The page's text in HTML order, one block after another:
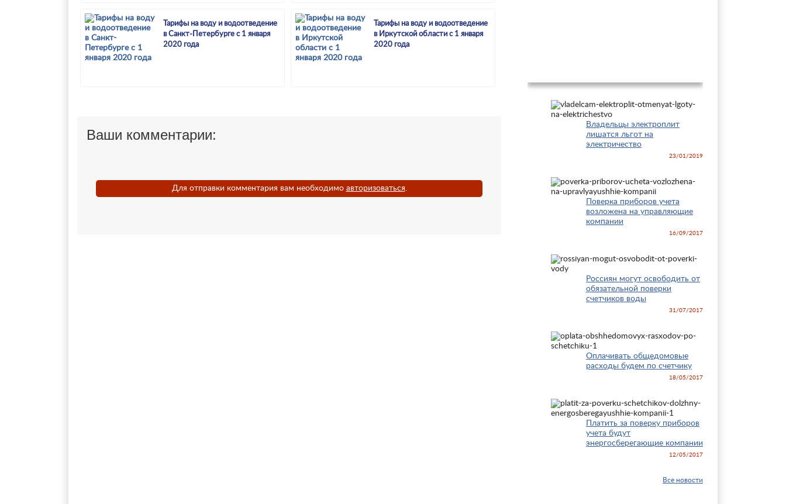
Тарифы на воду и водоотведение
в Санкт-Петербурге с 1 января
2020 года
Тарифы на воду и водоотведение
в Иркутской области с 1 января
2020 года
Ваши комментарии:
Для отправки комментария вам необходимо авторизоваться.
Владельцы электроплит
лишатся льгот на
электричество
23/01/2019
Поверка приборов учета
возложена на управляющие
компании
16/09/2017
Россиян могут освободить от
обязательной поверки
счетчиков воды
31/07/2017
Оплачивать общедомовые
расходы будем по счетчику
18/05/2017
Платить за поверку приборов
учета будут
энергосберегающие компании
12/05/2017
Все новости